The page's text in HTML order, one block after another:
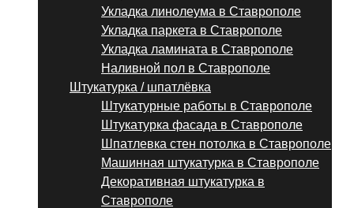
Укладка линолеума в Ставрополе
Укладка паркета в Ставрополе
Укладка ламината в Ставрополе
Наливной пол в Ставрополе
Штукатурка / шпатлёвка
Штукатурные работы в Ставрополе
Штукатурка фасада в Ставрополе
Шпатлевка стен потолка в Ставрополе
Машинная штукатурка в Ставрополе
Декоративная штукатурка в
Ставрополе